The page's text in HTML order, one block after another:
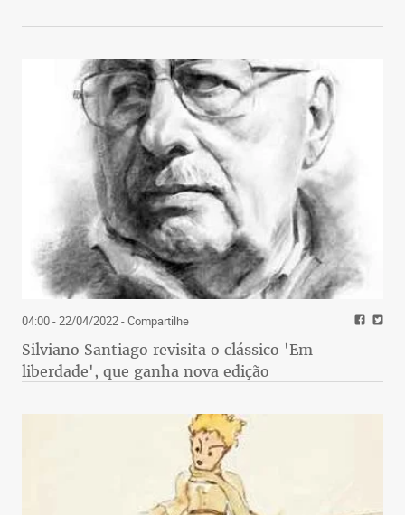
04:00 - 22/04/2022- Compartilhe
Silviano Santiago revisita o clássico 'Em
liberdade', que ganha nova edição